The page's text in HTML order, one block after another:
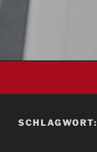
SCHLAGWORT: